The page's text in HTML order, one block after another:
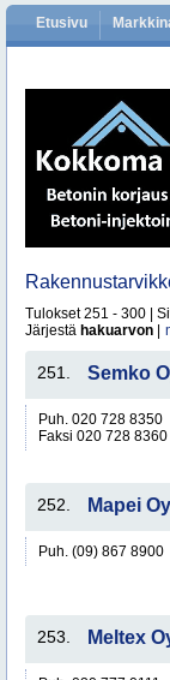
Etusivu
Tulokset 251 - 300 |
Järjestä hakuarvon
251. Semko
Puh. 020 728 8350
Faksi 020 728 8360
252. Mapei Oy
Puh. (09) 867 8900
253. Meltex